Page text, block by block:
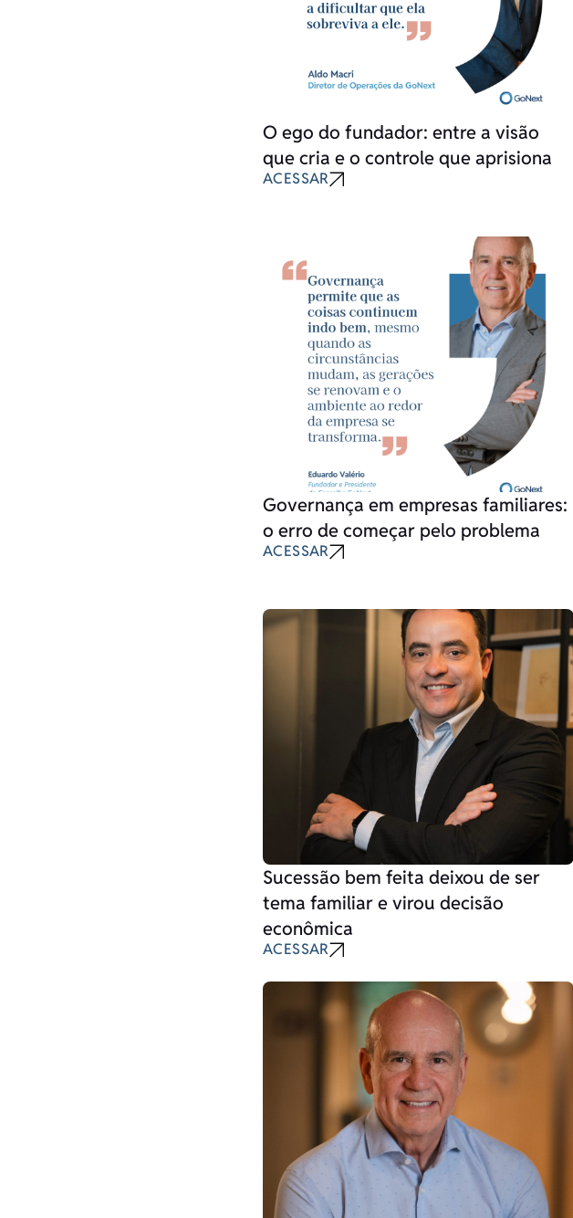
O ego do fundador: entre a visão
que cria e o controle que aprisiona
ACESSAR
Governança em empresas familiares:
o erro de começar pelo problema
ACESSAR
Sucessão bem feita deixou de ser
tema familiar e virou decisão
econômica
ACESSAR